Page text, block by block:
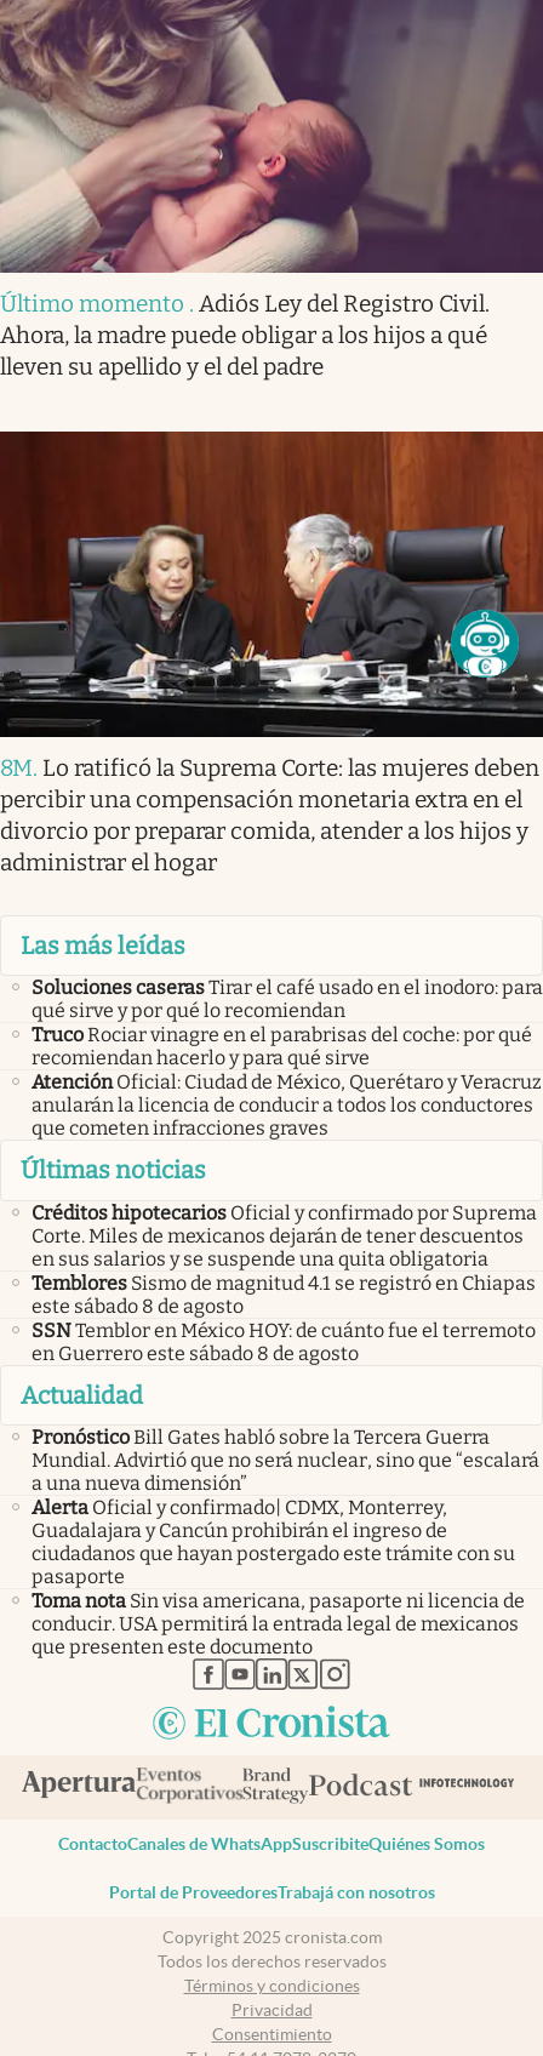
Último momento . Adiós Ley del Registro Civil.
Ahora, la madre puede obligar a los hijos a qué
lleven su apellido y el del padre
8M. Lo ratificó la Suprema Corte: las mujeres deben
percibir una compensación monetaria extra en el
divorcio por preparar comida, atender a los hijos y
administrar el hogar
Las más leídas
Soluciones caserasTirar el café usado en el inodoro: para
qué sirve y por qué lo recomiendan
TrucoRociar vinagre en el parabrisas del coche: por qué
recomiendan hacerlo y para qué sirve
Atención Oficial: Ciudad de México, Querétaro y Veracruz
anularán la licencia de conducir a todos los conductores
que cometen infracciones graves
Últimas noticias
Créditos hipotecarios Oficial y confirmado por Suprema
Corte. Miles de mexicanos dejarán de tener descuentos
en sus salarios y se suspende una quita obligatoria
Temblores Sismo de magnitud 4.1 se registró en Chiapas
este sábado 8 de agosto
SSNTemblor en México HOY: de cuánto fue el terremoto
en Guerrero este sábado 8 de agosto
Actualidad
PronósticoBill Gates habló sobre la Tercera Guerra
Mundial. Advirtió que no será nuclear, sino que “escalará
a una nueva dimensión”
Alerta Oficial y confirmado| CDMX, Monterrey,
Guadalajara y Cancún prohibirán el ingreso de
ciudadanos que hayan postergado este trámite con su
pasaporte
Toma nota Sin visa americana, pasaporte ni licencia de
conducir. USA permitirá la entrada legal de mexicanos
que presenten este documento
abre en nueva pestaña
abre en nueva pestaña
abre en nueva pestaña
abre en nueva pestaña
abre en nueva pestaña
ContactoCanales de WhatsAppSuscribiteQuiénes Somos
Portal de ProveedoresTrabajá con nosotros
Copyright 2025 cronista.com
Todos los derechos reservados
Términos y condiciones
Privacidad
Consentimiento